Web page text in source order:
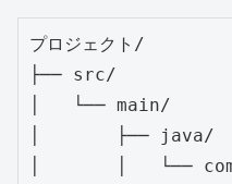
プロジェクト/
├── src/
│   └── main/
│       ├── java/
│       │   └──